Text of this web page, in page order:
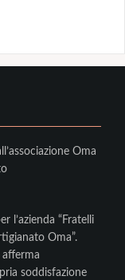
Oma
l’azienda “Fratelli
Oma”.
soddisfazione